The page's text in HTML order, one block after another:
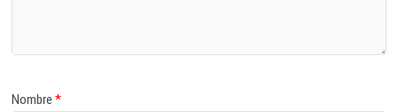
Nombre*